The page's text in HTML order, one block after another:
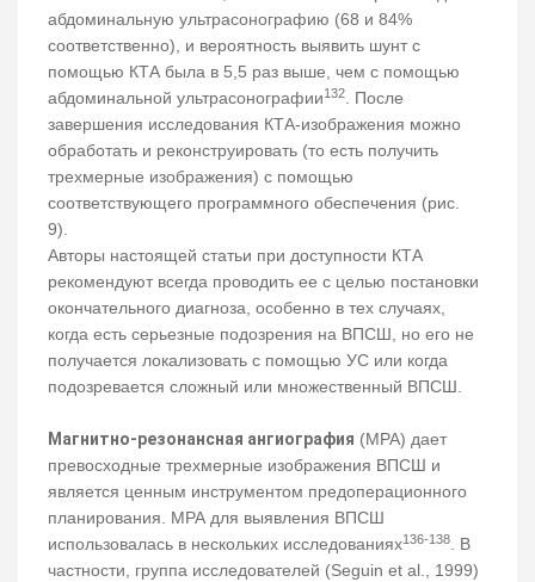
абдоминальную ультрасонографию (68 и 84%
соответственно), и вероятность выявить шунт с
помощью КТА была в 5,5 раз выше, чем с помощью
абдоминальной ультрасонографии132. После
завершения исследования КТА-изображения можно
обработать и реконструировать (то есть получить
трехмерные изображения) с помощью
соответствующего программного обеспечения (рис.
9).
Авторы настоящей статьи при доступности КТА
рекомендуют всегда проводить ее с целью постановки
окончательного диагноза, особенно в тех случаях,
когда есть серьезные подозрения на ВПСШ, но его не
получается локализовать с помощью УС или когда
подозревается сложный или множественный ВПСШ.
Магнитно-резонансная ангиография (МРА) дает
превосходные трехмерные изображения ВПСШ и
является ценным инструментом предоперационного
планирования. МРА для выявления ВПСШ
использовалась в нескольких исследованиях136-138. В
частности, группа исследователей (Seguin et al., 1999)